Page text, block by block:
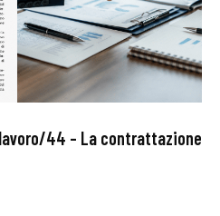
44 – La contrattazione